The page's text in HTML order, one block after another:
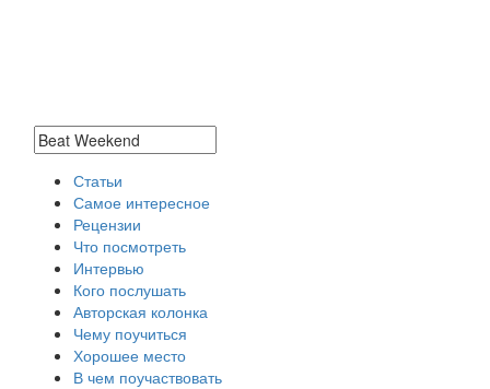
Статьи
Самое интересное
Рецензии
Что посмотреть
Интервью
Кого послушать
Авторская колонка
Чему поучиться
Хорошее место
В чем поучаствовать